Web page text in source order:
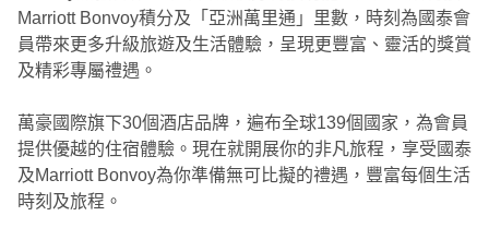
Marriott Bonvoy積分及「亞洲萬里通」里數，時刻為國泰會
員帶來更多升級旅遊及生活體驗，呈現更豐富、靈活的獎賞
及精彩專屬禮遇。
萬豪國際旗下30個酒店品牌，遍布全球139個國家，為會員
提供優越的住宿體驗。現在就開展你的非凡旅程，享受國泰
及Marriott Bonvoy為你準備無可比擬的禮遇，豐富每個生活
時刻及旅程。